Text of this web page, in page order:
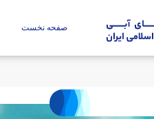
صفحه نخست